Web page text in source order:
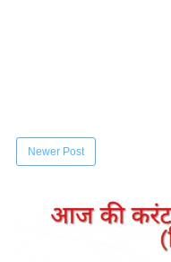
Newer Post